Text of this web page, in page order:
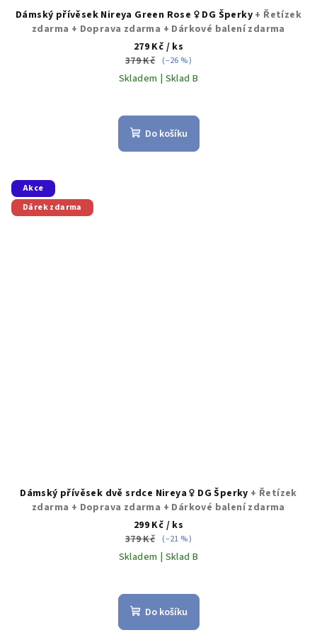
Dámský přívěsek Nireya Green Rose ♀️ DG Šperky + Řetízek
zdarma + Doprava zdarma + Dárkové balení zdarma
279 Kč / ks
379 Kč (–26 %)
Skladem | Sklad B
Do košíku
Akce
Dárek zdarma
Dámský přívěsek dvě srdce Nireya ♀️ DG Šperky + Řetízek
zdarma + Doprava zdarma + Dárkové balení zdarma
299 Kč / ks
379 Kč (–21 %)
Skladem | Sklad B
hodnocení
produktu
Do košíku